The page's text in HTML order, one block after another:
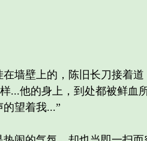
壁上的，陈旧长刀接着道
...他的身上，到处都被鲜血
望着我...”